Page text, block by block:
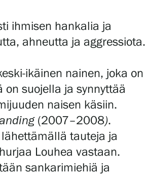
ihmisen hankalia ja
ahneutta ja aggressiota.
ikäinen nainen, joka on
suojella ja synnyttää
naisen käsiin.
(2007–2008).
tauteja ja
Louhea vastaan.
sankarimiehiä ja